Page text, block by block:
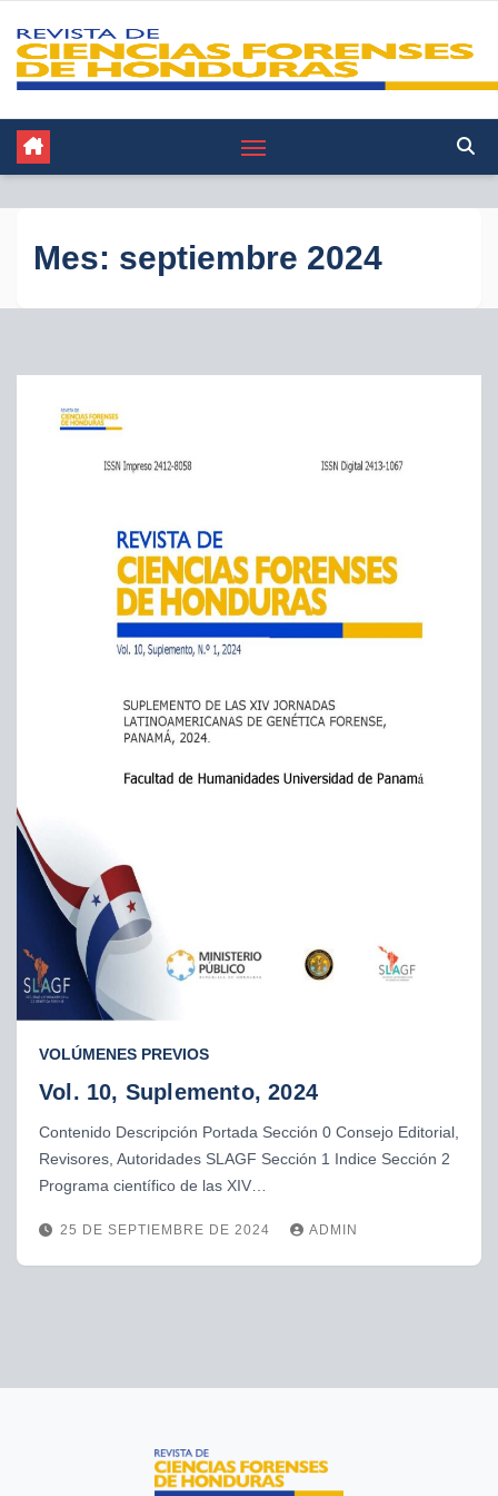
contenido
Mes: septiembre 2024
VOLÚMENES PREVIOS
Vol. 10, Suplemento, 2024
Contenido Descripción Portada Sección 0 Consejo Editorial,
Revisores, Autoridades SLAGF Sección 1 Indice Sección 2
Programa científico de las XIV…
25 DE SEPTIEMBRE DE 2024 ADMIN